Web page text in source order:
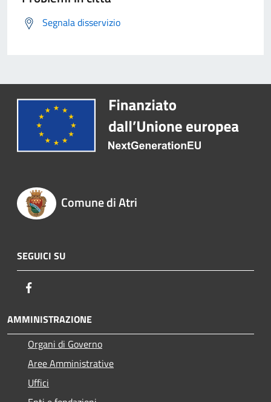
Segnala disservizio
Comune di Atri
SEGUICI SU
AMMINISTRAZIONE
Organi di Governo
Aree Amministrative
Uffici